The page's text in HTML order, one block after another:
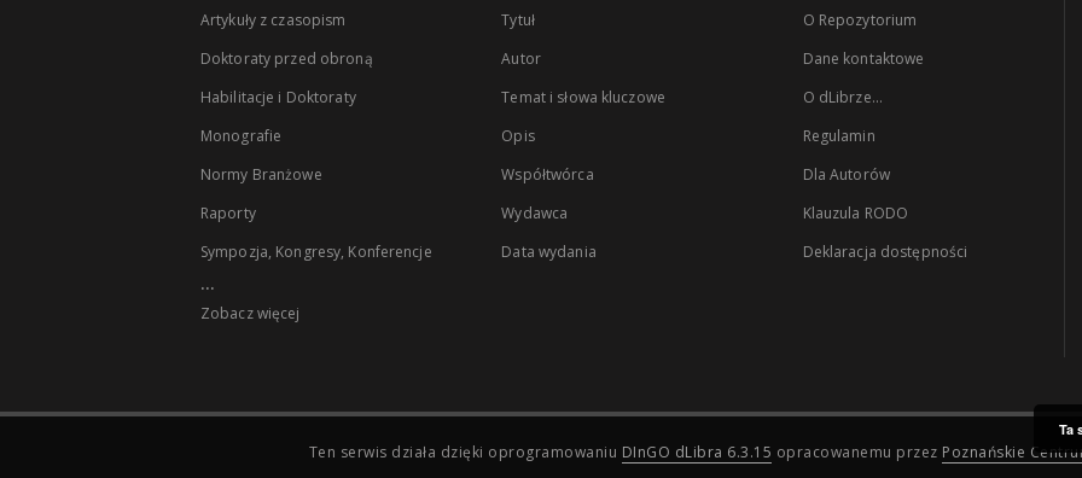
Artykuły z czasopism
Doktoraty przed obroną
Habilitacje i Doktoraty
Monografie
Normy Branżowe
Raporty
Sympozja, Kongresy, Konferencje
...
Zobacz więcej
Tytuł
Autor
Temat i słowa kluczowe
Opis
Współtwórca
Wydawca
Data wydania
O Repozytorium
Dane kontaktowe
O dLibrze...
Regulamin
Dla Autorów
Klauzula RODO
Deklaracja dostępności
Ten serwis działa dzięki oprogramowaniu DInGO dLibra 6.3.15 opracowanemu przez Poznańskie
Ta